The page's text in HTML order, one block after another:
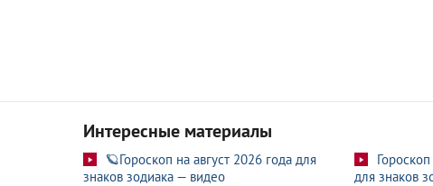
Интересные материалы
🪐Гороскоп на август 2026 года для
знаков зодиака — видео
для знаков